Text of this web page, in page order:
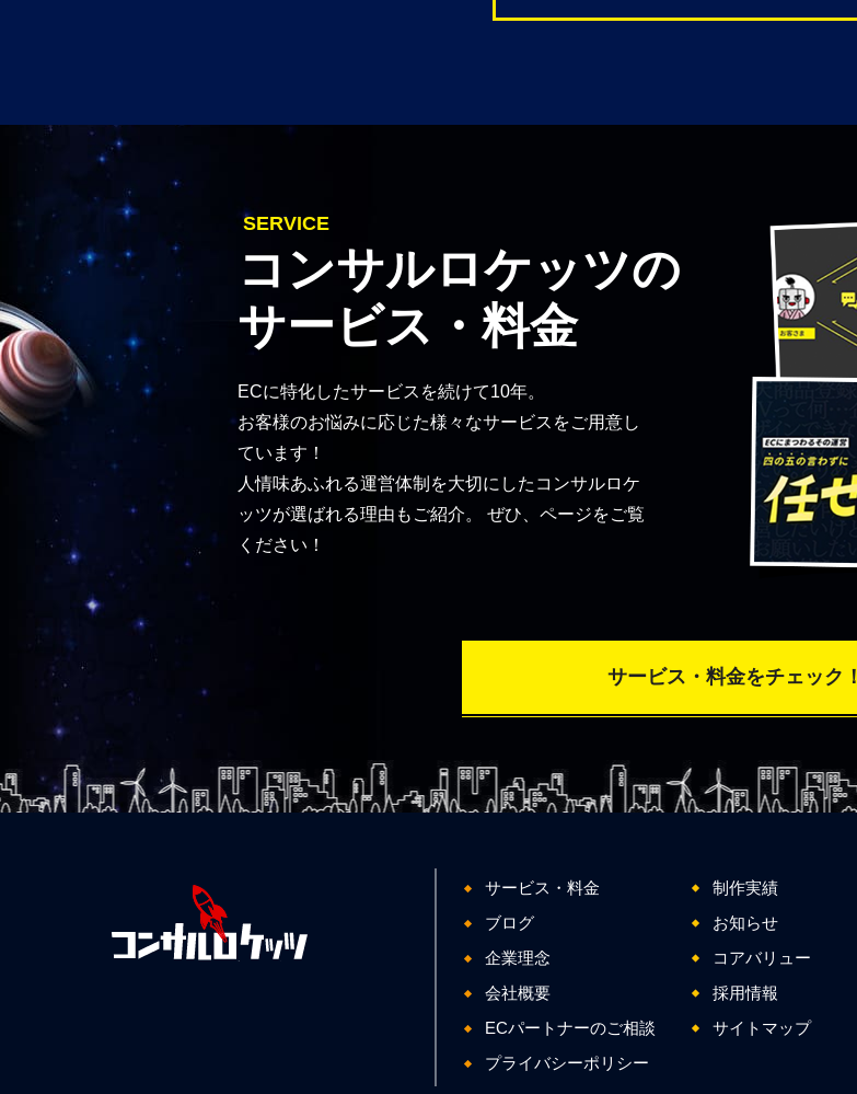
SERVICE
コンサルロケッツの
サービス・料金
ECに特化したサービスを続けて10年。
お客様のお悩みに応じた様々なサービスをご用意し
ています！
人情味あふれる運営体制を大切にしたコンサルロケ
ッツが選ばれる理由もご紹介。 ぜひ、ページをご覧
ください！
サービス・料金をチェック！
サービス・料金
制作実績
ブログ
お知らせ
企業理念
コアバリュー
会社概要
採用情報
ECパートナーのご相談
サイトマップ
プライバシーポリシー